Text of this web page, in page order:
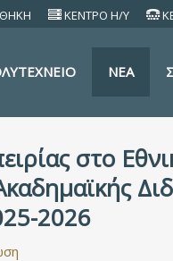
ΚΕΝΤΡΟ Η/Υ
ΝΕΑ
στο
2026